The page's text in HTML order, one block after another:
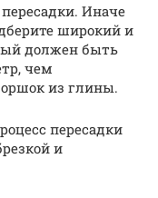
Иначе
широкий и
должен быть
чем
из глины.
пересадки
и